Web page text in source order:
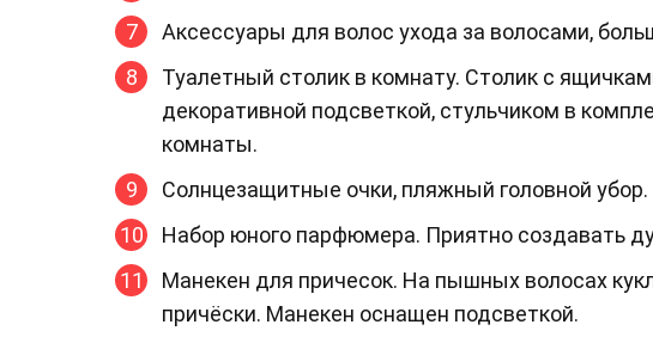
Аксессуары для волос ухода за волосами,
Туалетный столик в комнату. Столик с
декоративной подсветкой, стульчиком в
комнаты.
Солнцезащитные очки, пляжный головной убор.
Набор юного парфюмера. Приятно создавать
Манекен для причесок. На пышных волосах
причёски. Манекен оснащен подсветкой.